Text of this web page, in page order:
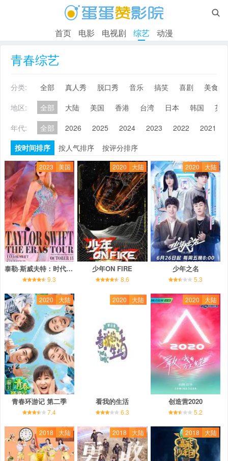

首页 电影 电视剧 综艺 动漫
青春综艺
分类: 全部 真人秀 脱口秀 音乐 搞笑 喜剧
美食
地区:
全部 大陆 美国 香港 台湾 日本 韩国
英
年代:
全部 2026 2025 2024 2023 2022 2021
按时间排序
按人气排序 按评分排序
2023 美国
泰勒·斯威夫特：时代巡回演唱会
9.3
2020 大陆
少年ON FIRE
8.6
2020 大陆
少年之名
5.3
2020 大陆
青春环游记 第二季
7.4
2020 大陆
看我的生活
6.3
2020 大陆
创造营2020
5.2
2018 大陆 2018 大陆 2018 大陆